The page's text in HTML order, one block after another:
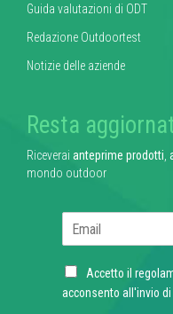
Guida valutazioni di ODT
Redazione Outdoortest
Notizie delle aziende
Resta
Riceverai anteprime prodotti,
mondo outdoor
l
C
h
Accetto il
acconsento all'invio